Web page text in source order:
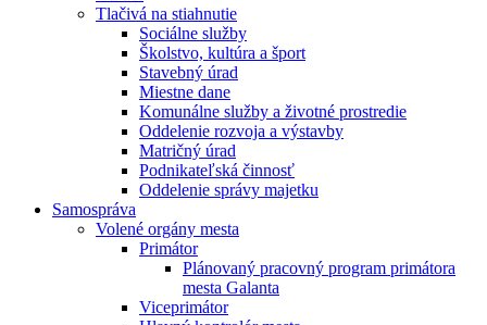
Tlačivá na stiahnutie
Sociálne služby
Školstvo, kultúra a šport
Stavebný úrad
Miestne dane
Komunálne služby a životné prostredie
Oddelenie rozvoja a výstavby
Matričný úrad
Podnikateľská činnosť
Oddelenie správy majetku
Samospráva
Volené orgány mesta
Primátor
Plánovaný pracovný program primátora
mesta Galanta
Viceprimátor